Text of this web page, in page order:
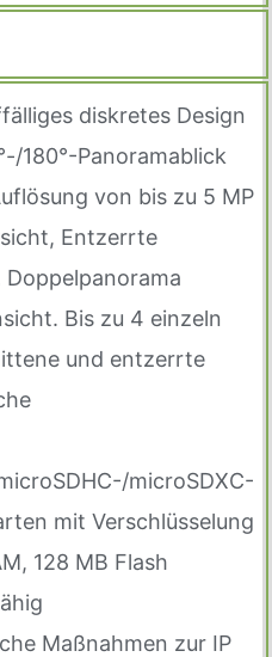
diskretes Design
180°-Panoramablick
von bis zu 5 MP
Entzerrte
Doppelpanorama
Bis zu 4 einzeln
und entzerrte
microSDXC-
mit Verschlüsselung
128 MB Flash
Maßnahmen zur IP